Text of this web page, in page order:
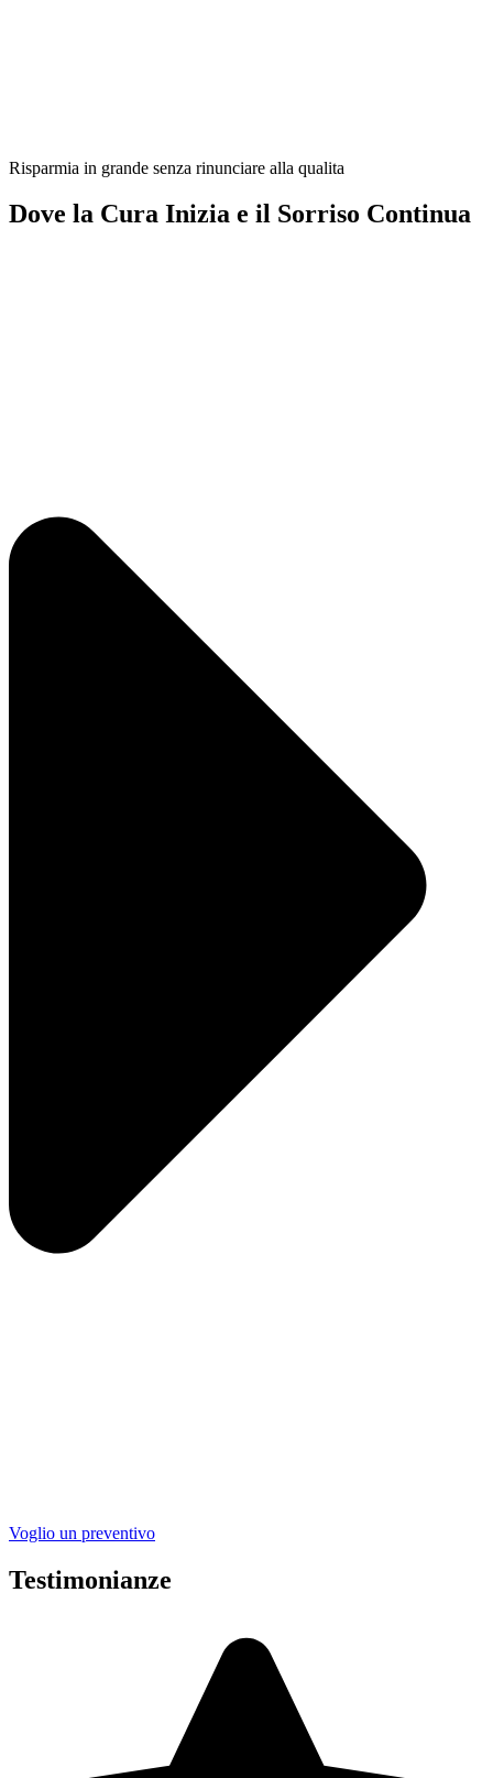
Risparmia in grande senza rinunciare alla qualita
Dove la Cura Inizia e il Sorriso Continua
Voglio un preventivo
Testimonianze